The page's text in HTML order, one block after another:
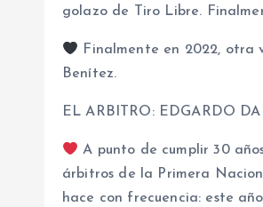
golazo de Tiro Libre.
Finalmente en 2022, otra
Benítez.
EL ARBITRO: EDGARDO
A punto de cumplir 30
árbitros de la Primera
hace con frecuencia: este